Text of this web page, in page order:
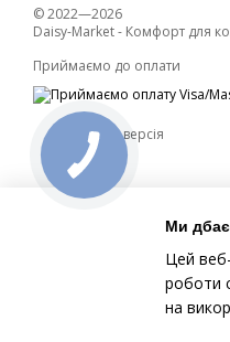
© 2022—2026
Daisy-Market - Комфорт для
Приймаємо до оплати
Мобільна версія
Інтернет-магазин створений з
Ми
Цей
роботи
на